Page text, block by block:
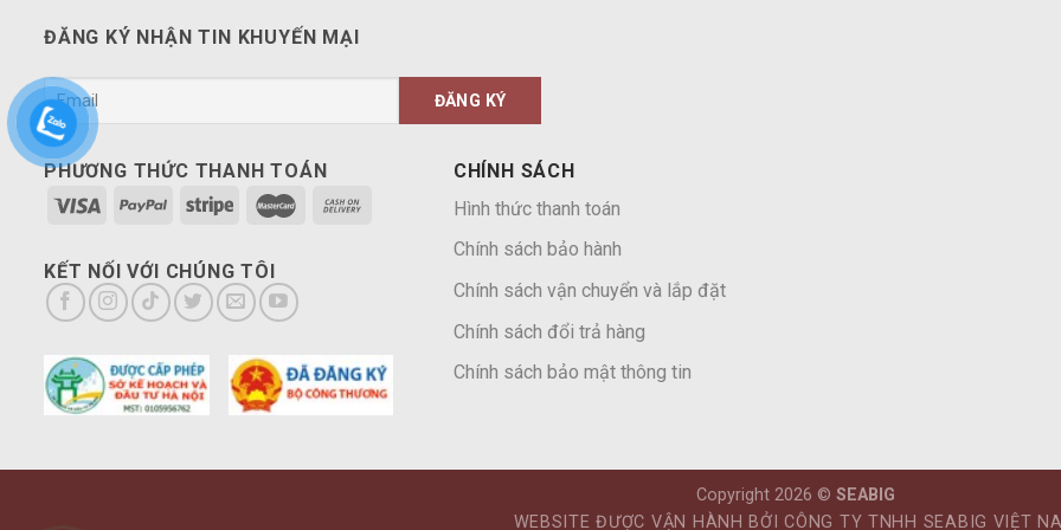
ĐĂNG KÝ NHẬN TIN KHUYẾN MẠI
PHƯƠNG THỨC THANH TOÁN
KẾT NỐI VỚI CHÚNG TÔI
CHÍNH SÁCH
Hình thức thanh toán
Chính sách bảo hành
Chính sách vận chuyển và lắp đặt
Chính sách đổi trả hàng
Chính sách bảo mật thông tin
Copyright 2026 © SEABIG
WEBSITE ĐƯỢC VẬN HÀNH BỞI CÔNG TY TNHH SEABIG VIỆT